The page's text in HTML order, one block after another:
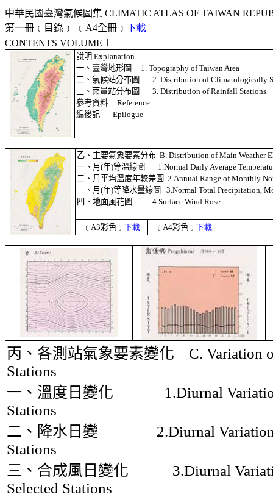
中華民國臺灣氣候圖集 CLIMATIC ATLAS OF TAIWAN
第一冊﹝目錄﹞ ﹝ A4全冊﹞ 下載
CONTENTS VOLUME
說明 Explanation
一、臺灣地形圖
1. Topography of Taiwan Area
二、氣候站分布圖
2. Distribution of Climatologically
三、雨量站分布圖
3. Distribution of Rainfall Stations
參考資料
Reference
編後記
Epilogue
乙、主要氣象要素分布 B. Distribution of Main Weather
一、月 (年)等溫線圖
1.Normal Daily Average
二、月平均溫度年較差圖 2.Annual Range of Monthly
三、月 (年)等降水量線圖
3.Normal Total Precipitation,
四、地面風花圖
4.Surface Wind Rose
﹝ A3彩色﹞ 下載 ﹝ A4彩色﹞ 下載
丙、各測站氣象要素變化
C. Variation
Stations
一、溫度日變化
1.Diurnal
Stations
二、降水日變
2.Diurnal
Stations
三、合成風日變化
3.Diurnal
Selected Stations